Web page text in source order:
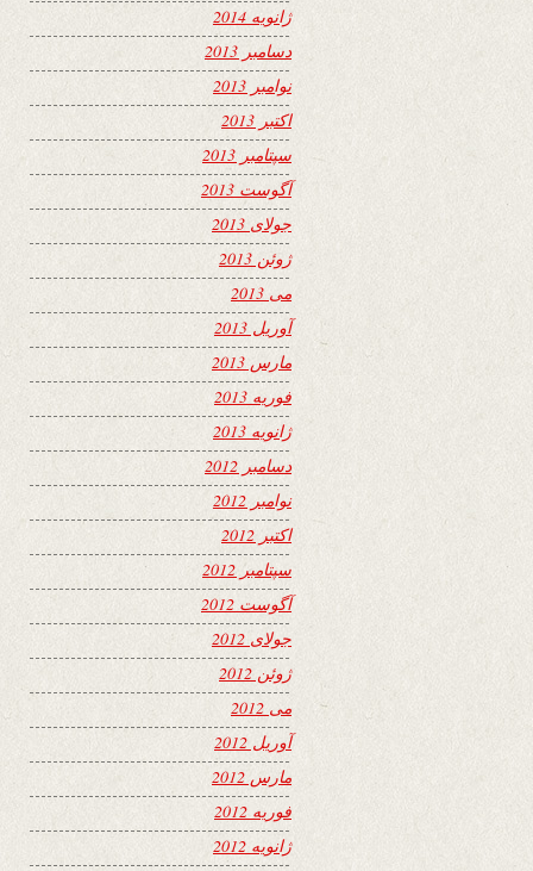
ژانویه 2014
دسامبر 2013
نوامبر 2013
اکتبر 2013
سپتامبر 2013
آگوست 2013
جولای 2013
ژوئن 2013
می 2013
آوریل 2013
مارس 2013
فوریه 2013
ژانویه 2013
دسامبر 2012
نوامبر 2012
اکتبر 2012
سپتامبر 2012
آگوست 2012
جولای 2012
ژوئن 2012
می 2012
آوریل 2012
مارس 2012
فوریه 2012
ژانویه 2012